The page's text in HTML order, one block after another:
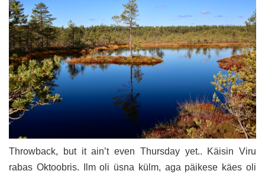
Throwback, but it ain’t even Thursday yet.. Käisin Viru
rabas Oktoobris. Ilm oli üsna külm, aga päikese käes oli